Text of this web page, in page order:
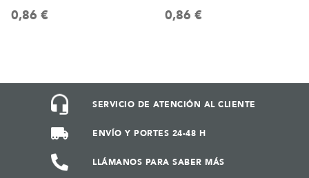
0,86 € 0,86 €
SERVICIO DE ATENCIÓN AL CLIENTE
ENVÍO Y PORTES 24-48 H
LLÁMANOS PARA SABER MÁS